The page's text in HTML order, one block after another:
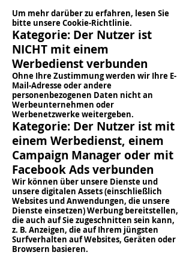
Um mehr darüber zu erfahren, lesen Sie
bitte unsere Cookie-Richtlinie.
Kategorie: Der Nutzer ist
NICHT mit einem
Werbedienst verbunden
Ohne Ihre Zustimmung werden wir Ihre E-
Mail-Adresse oder andere
personenbezogenen Daten nicht an
Werbeunternehmen oder
Werbenetzwerke weitergeben.
Kategorie: Der Nutzer ist mit
einem Werbedienst, einem
Campaign Manager oder mit
Facebook Ads verbunden
Wir können über unsere Dienste und
unsere digitalen Assets (einschließlich
Websites und Anwendungen, die unsere
Dienste einsetzen) Werbung bereitstellen,
die auch auf Sie zugeschnitten sein kann,
z. B. Anzeigen, die auf Ihrem jüngsten
Surfverhalten auf Websites, Geräten oder
Browsern basieren.